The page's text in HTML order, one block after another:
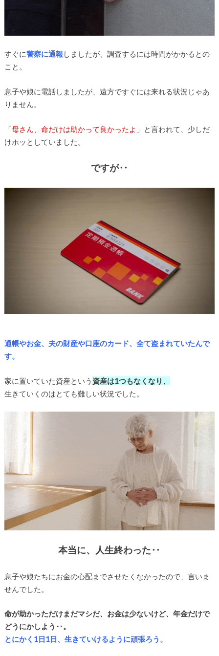
すぐに警察に通報 しましたが、調査するには時間がかかるとの
こと。
息子や娘に電話しましたが、遠方ですぐには来れる状況じゃあ
りません。
「母さん、命だけは助かって良かったよ 」と言われて、少しだ
けホッとしていました。
ですが‥
通帳やお金、夫の財産や口座のカード、全て盗まれていたんで
す。
家に置いていた資産という 資産は1つもなくなり、
生きていくのはとても難しい状況でした。
本当に、人生終わった‥
息子や娘たちにお金の心配までさせたくなかったので、言いま
せんでした。
命が助かっただけまだマシだ、お金は少ないけど、年金だけで
どうにかしよう‥。
とにかく1日1日、生きていけるように頑張ろう。